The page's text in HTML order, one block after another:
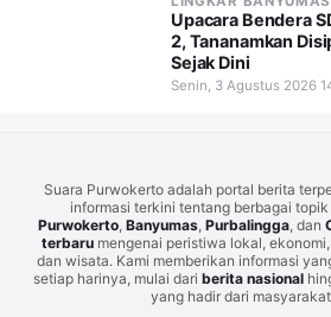
Upacara Bendera
2, Tananamkan
Sejak Dini
Senin, 3 Agustus 2026
Suara Purwokerto adalah portal berita
informasi terkini tentang berbagai
Purwokerto, Banyumas, Purbalingga, dan
terbarumengenai peristiwa lokal,
dan wisata. Kami memberikan informasi
setiap harinya, mulai dari berita nasional
yang hadir dari